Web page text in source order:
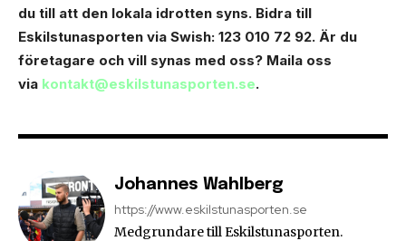
du till att den lokala idrotten syns. Bidra till
Eskilstunasporten via Swish: 123 010 72 92. Är du
företagare och vill synas med oss? Maila oss
via kontakt@eskilstunasporten.se.
Johannes Wahlberg
https://www.eskilstunasporten.se
Medgrundare till Eskilstunasporten.